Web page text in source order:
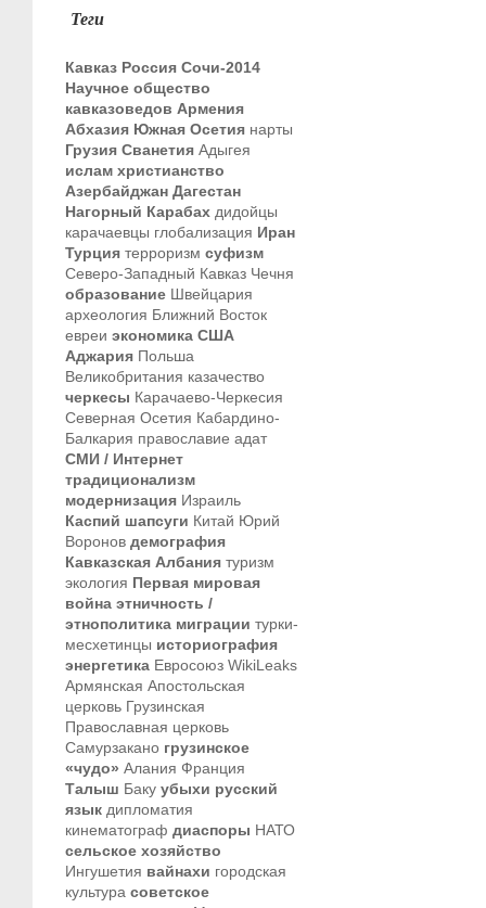
Теги
Кавказ Россия Сочи-2014
Научное общество
кавказоведов Армения
Абхазия Южная Осетия нарты
Грузия Сванетия Адыгея
ислам христианство
Азербайджан Дагестан
Нагорный Карабах дидойцы
карачаевцы глобализация Иран
Турция терроризм суфизм
Северо-Западный Кавказ Чечня
образование Швейцария
археология Ближний Восток
евреи экономика США
Аджария Польша
Великобритания казачество
черкесы Карачаево-Черкесия
Северная Осетия Кабардино-
Балкария православие адат
СМИ / Интернет
традиционализм
модернизация Израиль
Каспий шапсуги Китай Юрий
Воронов демография
Кавказская Албания туризм
экология Первая мировая
война этничность /
этнополитика миграции турки-
месхетинцы историография
энергетика Евросоюз WikiLeaks
Армянская Апостольская
церковь Грузинская
Православная церковь
Самурзакано грузинское
«чудо» Алания Франция
Талыш Баку убыхи русский
язык дипломатия
кинематограф диаспоры НАТО
сельское хозяйство
Ингушетия вайнахи городская
культура советское